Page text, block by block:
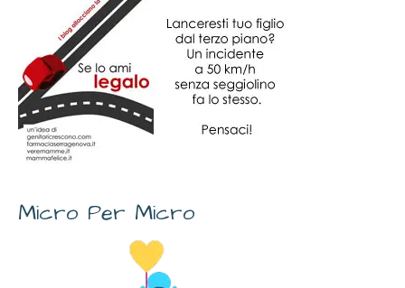
Micro Per Micro